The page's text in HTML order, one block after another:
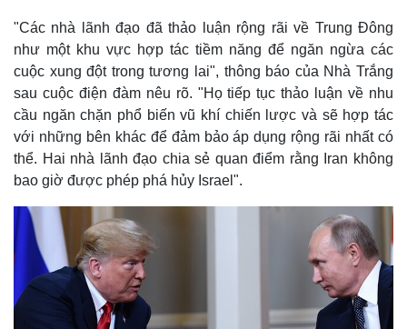
"Các nhà lãnh đạo đã thảo luận rộng rãi về Trung Đông
như một khu vực hợp tác tiềm năng để ngăn ngừa các
cuộc xung đột trong tương lai", thông báo của Nhà Trắng
sau cuộc điện đàm nêu rõ. "Họ tiếp tục thảo luận về nhu
cầu ngăn chặn phổ biến vũ khí chiến lược và sẽ hợp tác
với những bên khác để đảm bảo áp dụng rộng rãi nhất có
thể. Hai nhà lãnh đạo chia sẻ quan điểm rằng Iran không
bao giờ được phép phá hủy Israel".